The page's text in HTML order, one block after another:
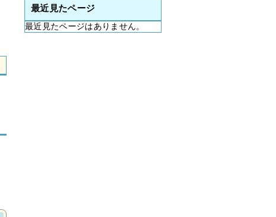
最近見たページ
最近見たページはありません。